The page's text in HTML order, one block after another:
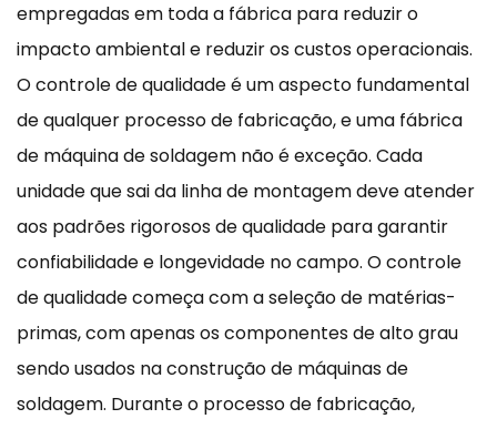
empregadas em toda a fábrica para reduzir o
impacto ambiental e reduzir os custos operacionais.
O controle de qualidade é um aspecto fundamental
de qualquer processo de fabricação, e uma fábrica
de máquina de soldagem não é exceção. Cada
unidade que sai da linha de montagem deve atender
aos padrões rigorosos de qualidade para garantir
confiabilidade e longevidade no campo. O controle
de qualidade começa com a seleção de matérias-
primas, com apenas os componentes de alto grau
sendo usados ​​na construção de máquinas de
soldagem. Durante o processo de fabricação,